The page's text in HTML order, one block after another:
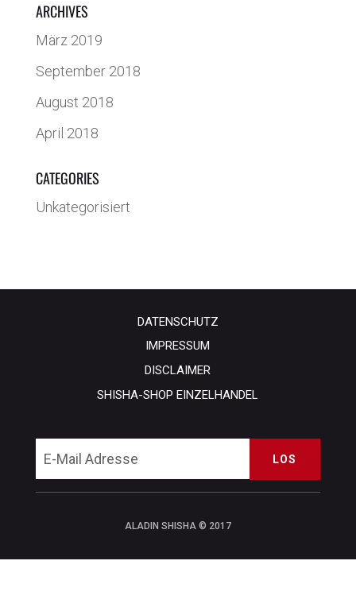
ARCHIVES
März 2019
September 2018
August 2018
April 2018
CATEGORIES
Unkategorisiert
DATENSCHUTZ
IMPRESSUM
DISCLAIMER
SHISHA-SHOP EINZELHANDEL
LOS
ALADIN SHISHA © 2017